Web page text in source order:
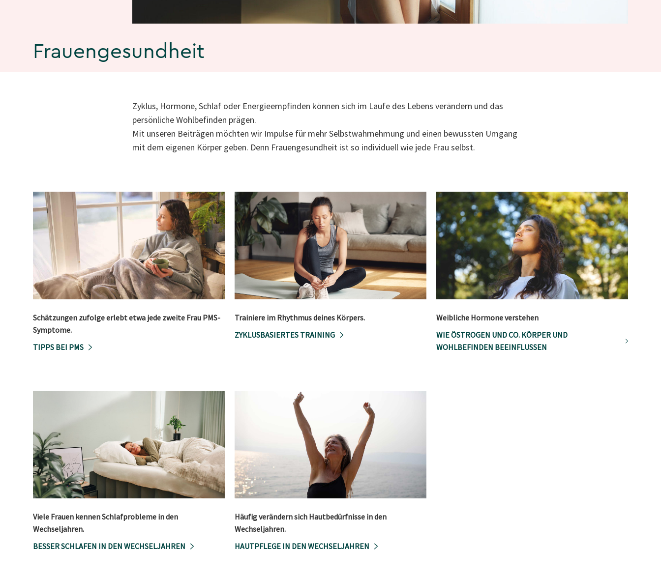
Frauengesundheit
Zyklus, Hormone, Schlaf oder Energieempfinden können sich im Laufe des Lebens verändern und das
persönliche Wohlbefinden prägen.
Mit unseren Beiträgen möchten wir Impulse für mehr Selbstwahrnehmung und einen bewussten Umgang
mit dem eigenen Körper geben. Denn Frauengesundheit ist so individuell wie jede Frau selbst.
Schätzungen zufolge erlebt etwa jede zweite Frau PMS-
Symptome.
TIPPS BEI PMS
Trainiere im Rhythmus deines Körpers.
ZYKLUSBASIERTES TRAINING
Weibliche Hormone verstehen
WIE ÖSTROGEN UND CO. KÖRPER UND
WOHLBEFINDEN BEEINFLUSSEN
Viele Frauen kennen Schlafprobleme in den
Wechseljahren.
BESSER SCHLAFEN IN DEN WECHSELJAHREN
Häufig verändern sich Hautbedürfnisse in den
Wechseljahren.
HAUTPFLEGE IN DEN WECHSELJAHREN